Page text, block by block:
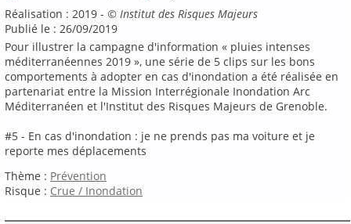
Réalisation : 2019 - © Institut des Risques Majeurs
Publié le : 26/09/2019
Pour illustrer la campagne d'information « pluies intenses
méditerranéennes 2019 », une série de 5 clips sur les bons
comportements à adopter en cas d'inondation a été réalisée en
partenariat entre la Mission Interrégionale Inondation Arc
Méditerranéen et l'Institut des Risques Majeurs de Grenoble.
#5 - En cas d'inondation : je ne prends pas ma voiture et je
reporte mes déplacements
Thème : Prévention
Risque : Crue / Inondation